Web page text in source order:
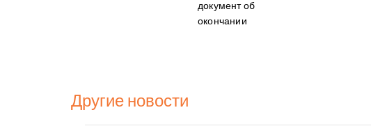
документ об
окончании
Другие новости